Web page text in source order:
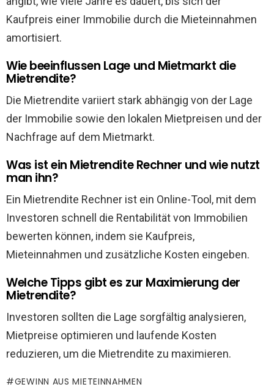
Kaufpreis einer Immobilie durch die Mieteinnahmen
amortisiert.
Wie beeinflussen Lage und Mietmarkt die
Mietrendite?
Die Mietrendite variiert stark abhängig von der Lage
der Immobilie sowie den lokalen Mietpreisen und der
Nachfrage auf dem Mietmarkt.
Was ist ein Mietrendite Rechner und wie nutzt
man ihn?
Ein Mietrendite Rechner ist ein Online-Tool, mit dem
Investoren schnell die Rentabilität von Immobilien
bewerten können, indem sie Kaufpreis,
Mieteinnahmen und zusätzliche Kosten eingeben.
Welche Tipps gibt es zur Maximierung der
Mietrendite?
Investoren sollten die Lage sorgfältig analysieren,
Mietpreise optimieren und laufende Kosten
reduzieren, um die Mietrendite zu maximieren.
GEWINN AUS MIETEINNAHMEN